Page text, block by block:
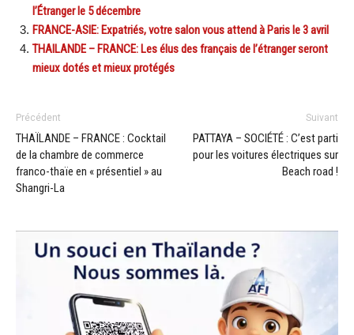
l’Étranger le 5 décembre
FRANCE-ASIE: Expatriés, votre salon vous attend à Paris le 3 avril
THAILANDE – FRANCE: Les élus des français de l’étranger seront
mieux dotés et mieux protégés
Précédent
THAÏLANDE – FRANCE : Cocktail
de la chambre de commerce
franco-thaïe en « présentiel » au
Shangri-La
Suivant
PATTAYA – SOCIÉTÉ : C’est parti
pour les voitures électriques sur
Beach road !